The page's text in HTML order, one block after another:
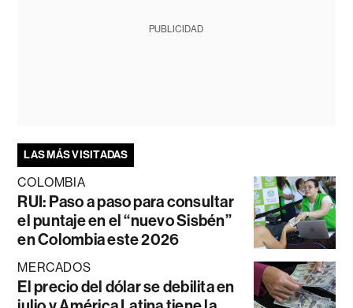
PUBLICIDAD
LAS MÁS VISITADAS
COLOMBIA
RUI: Paso a paso para consultar
el puntaje en el “nuevo Sisbén”
en Colombia este 2026
MERCADOS
El precio del dólar se debilita en